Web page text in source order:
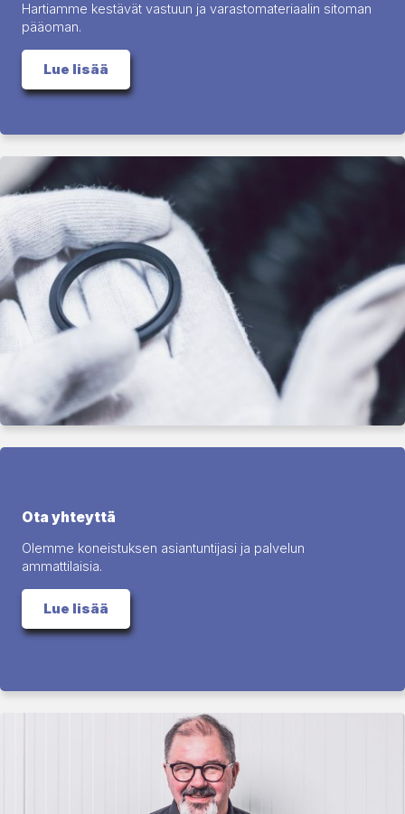
Hartiamme kestävät vastuun ja varastomateriaalin sitoman
pääoman.
Lue lisää
Ota yhteyttä
Olemme koneistuksen asiantuntijasi ja palvelun
ammattilaisia.
Lue lisää